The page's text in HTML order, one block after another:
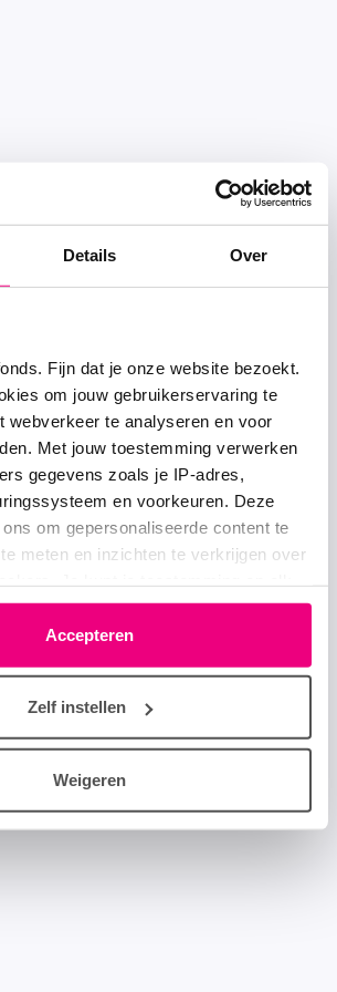
Details Over
Fijn dat je onze website bezoekt.
om jouw gebruikerservaring te
webverkeer te analyseren en voor
Met jouw toestemming verwerken
gegevens zoals je IP-adres,
en voorkeuren. Deze
om gepersonaliseerde content te
meten en inzichten te verkrijgen over
intrekken via het cookie-icoontje
De lijst met partners is te vinden
Accepteren
Zelf instellen
Weigeren